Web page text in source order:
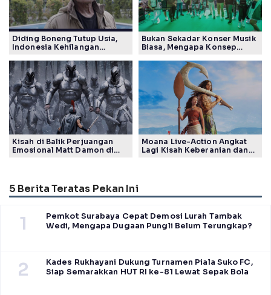
Diding Boneng Tutup Usia,
Indonesia Kehilangan
Generasi
Bukan Sekadar Konser Musik
Biasa, Mengapa Konsep
Tuai Pujian Banyak Pihak
Kisah di Balik Perjuangan
Emosional Matt Damon di
Moana Live-Action Angkat
Lagi Kisah Keberanian dan
5 Berita Teratas Pekan Ini
1
Pemkot Surabaya Cepat Demosi Lurah Tambak
Wedi, Mengapa Dugaan Pungli Belum Terungkap?
2
Kades Rukhayani Dukung Turnamen Piala Suko FC,
Siap Semarakkan HUT RI ke-81 Lewat Sepak Bola